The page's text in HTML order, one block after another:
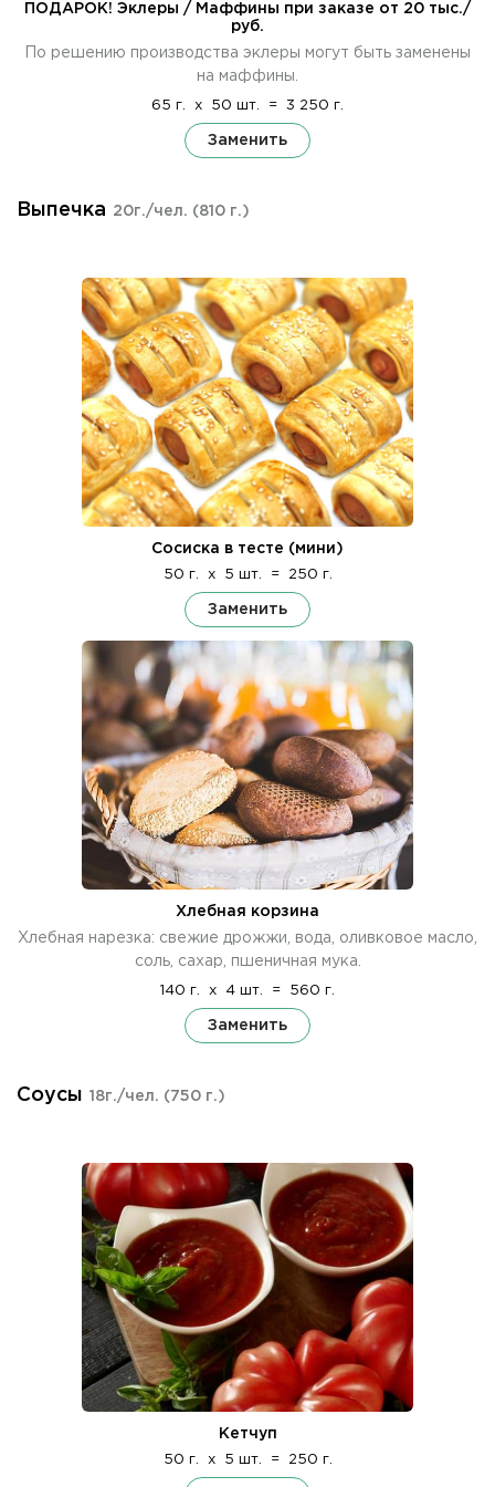
ПОДАРОК! Эклеры / Маффины при заказе от 20 тыс./
руб.
По решению производства эклеры могут быть заменены
на маффины.
65 г. x 50 шт. = 3 250 г.
Заменить
Выпечка 20г./чел. (810 г.)
Сосиска в тесте (мини)
50 г. x 5 шт. = 250 г.
Заменить
Хлебная корзина
Хлебная нарезка: свежие дрожжи, вода, оливковое масло,
соль, сахар, пшеничная мука.
140 г. x 4 шт. = 560 г.
Заменить
Соусы 18г./чел. (750 г.)
Кетчуп
50 г. x 5 шт. = 250 г.